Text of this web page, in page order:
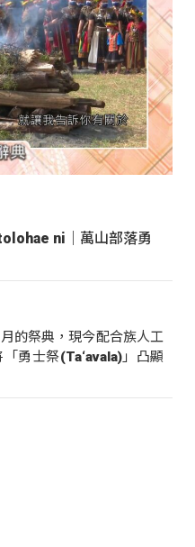
ni｜萬山部落勇
的祭典，現今配合族人工
勇士祭(Ta‘avala)」凸顯